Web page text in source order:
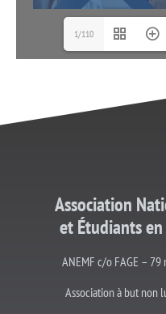
1/110
Association
etÉtudiants
ANEMF c/o FAGE –
Association à but non